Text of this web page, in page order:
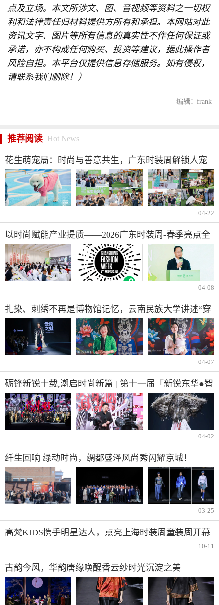
点及立场。本文所涉文、图、音视频等资料之一切权
利和法律责任归材料提供方所有和承担。本网站对此
资讯文字、图片等所有信息的真实性不作任何保证或
承诺，亦不构成任何购买、投资等建议，据此操作者
风险自担。本平台仅提供信息存储服务。如有侵权，
请联系我们删除！）
编辑：frank
推荐阅读 Hot News
花生萌宠局：时尚与善意共生，广东时装周解锁人宠
公益新范式
04-22
以时尚赋能产业提质——2026广东时装周-春季亮点全
揭晓
04-08
扎染、刺绣不再是博物馆记忆，云南民族大学讲述“穿
在身上的文化自信”
04-07
砺锋新锐十载,潮启时尚新篇 | 第十一届「新锐东华●智
赋新语」AW2026上海时装周大秀震撼登场
04-02
纤生回响 绿动时尚，绸都盛泽风尚秀闪耀京城！
03-25
高梵KIDS携手明星达人，点亮上海时装周童装周开幕
10-11
古韵今风，华韵唐缘唤醒香云纱时光沉淀之美